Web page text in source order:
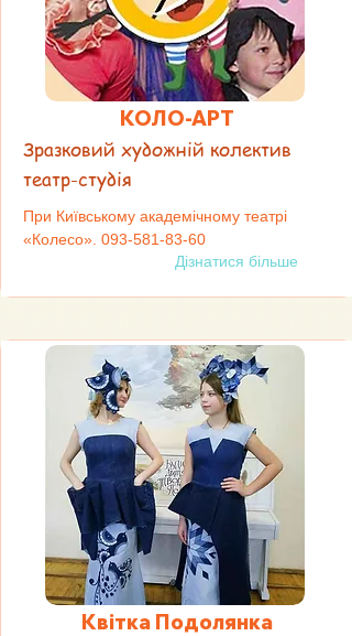
КОЛО-АРТ
Зразковий художній колектив
театр-студія
При Київському академічному театрі
«Колесо». 093-581-83-60
Дізнатися більше
Квітка Подолянка